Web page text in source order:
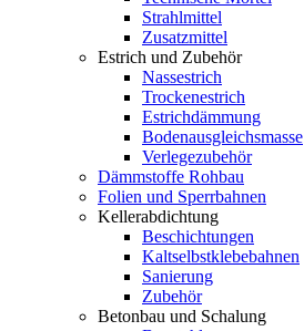
Strahlmittel
Zusatzmittel
Estrich und Zubehör
Nassestrich
Trockenestrich
Estrichdämmung
Bodenausgleichsmasse
Verlegezubehör
Dämmstoffe Rohbau
Folien und Sperrbahnen
Kellerabdichtung
Beschichtungen
Kaltselbstklebebahnen
Sanierung
Zubehör
Betonbau und Schalung